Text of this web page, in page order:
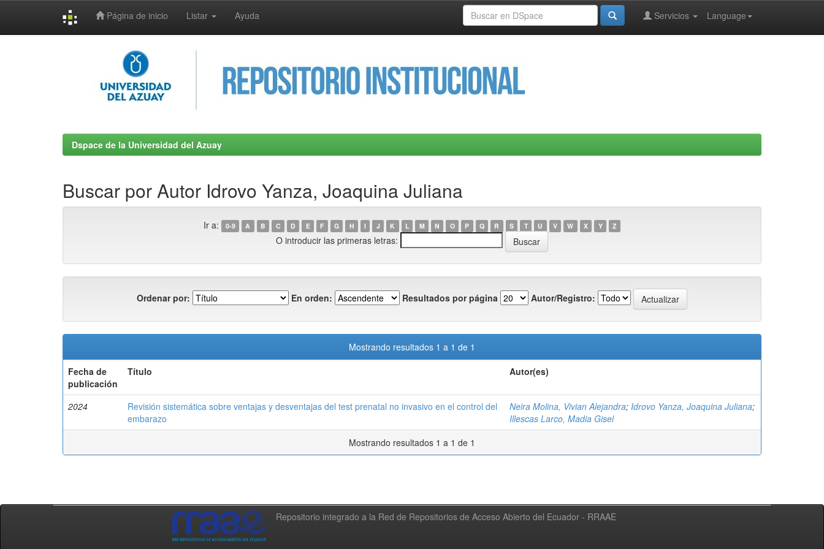
Página de inicio Listar Ayuda Language
Servicios
Dspace de la Universidad del Azuay
Buscar por Autor Idrovo Yanza, Joaquina Juliana
Ir a: 0-9 A B C D E F G H I J K L M N O P Q R S T U V W X Y Z
O introducir las primeras letras:
Ordenar por: En orden: Resultados por página Autor/Registro:
Mostrando resultados 1 a 1 de 1
Fecha de
publicación
Título Autor(es)
2024
Revisión sistemática sobre ventajas y desventajas del test prenatal no invasivo en el control del
embarazo
Neira Molina, Vivian Alejandra; Idrovo Yanza, Joaquina Juliana;
Illescas Larco, Madia Gisel
Mostrando resultados 1 a 1 de 1
Repositorio integrado a la Red de Repositorios de Acceso Abierto del Ecuador - RRAAE